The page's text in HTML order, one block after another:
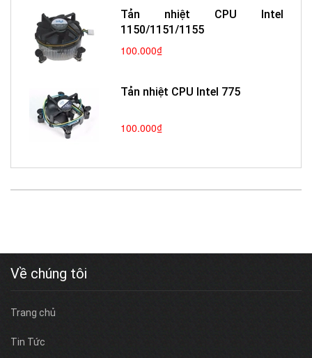
Tản nhiệt CPU Intel
1150/1151/1155
100.000₫
Tản nhiệt CPU Intel 775
100.000₫
Về chúng tôi
Trang chủ
Tin Tức